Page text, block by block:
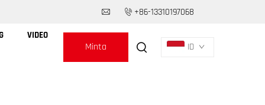
+86-13310197068
VIDEO
Minta ID